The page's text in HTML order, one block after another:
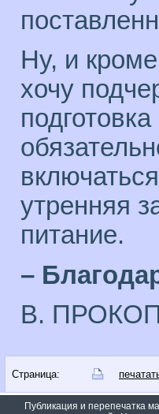
Ну, и кроме
хочу
утренняя
питание.
–
В.
Страница:
Публикация и перепечатка